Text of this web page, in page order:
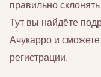
правильно
Тут вы найдёте
Ачукарро и
регистрации.